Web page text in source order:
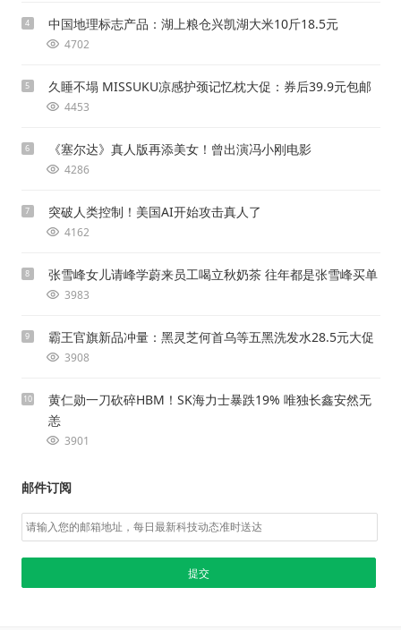
4 中国地理标志产品：湖上粮仓兴凯湖大米10斤18.5元
4702
5 久睡不塌 MISSUKU凉感护颈记忆枕大促：券后39.9元包邮
4453
6 《塞尔达》真人版再添美女！曾出演冯小刚电影
4286
7 突破人类控制！美国AI开始攻击真人了
4162
8 张雪峰女儿请峰学蔚来员工喝立秋奶茶 往年都是张雪峰买单
3983
9 霸王官旗新品冲量：黑灵芝何首乌等五黑洗发水28.5元大促
3908
10
黄仁勋一刀砍碎HBM！SK海力士暴跌19% 唯独长鑫安然无
恙
3901
邮件订阅